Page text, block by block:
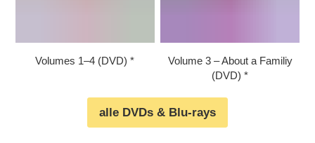
Volumes 1⁠–⁠4 (DVD)
Volume 3 – About a Familiy
(DVD)
alle DVDs & Blu-rays